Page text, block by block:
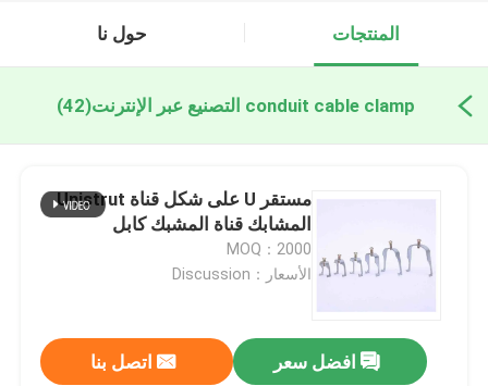
المنتجات حول نا
conduit cable clamp التصنيع عبر الإنترنت (42)
مستقر U على شكل قناة Unistrut
المشابك قناة المشبك كابل
MOQ：2000
الأسعار：Discussion
افضل سعر اتصل بنا